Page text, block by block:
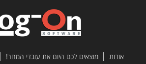
אודות מוצאים לכם היום את עובדי המחר!